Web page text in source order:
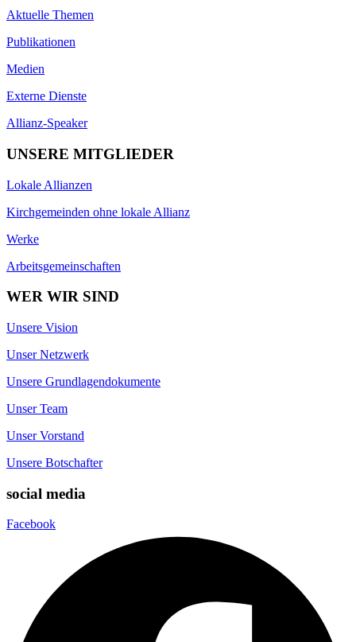
Aktuelle Themen
Publikationen
Medien
Externe Dienste
Allianz-Speaker
UNSERE MITGLIEDER
Lokale Allianzen
Kirchgemeinden ohne lokale Allianz
Werke
Arbeitsgemeinschaften
WER WIR SIND
Unsere Vision
Unser Netzwerk
Unsere Grundlagendokumente
Unser Team
Unser Vorstand
Unsere Botschafter
social media
Facebook